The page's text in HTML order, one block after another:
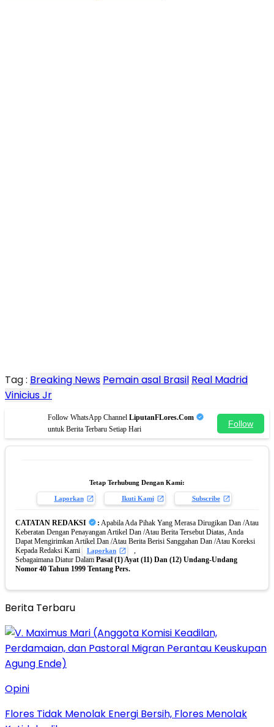
Tag : Breaking News Pemain asal Brasil Real Madrid
Vinicius Jr
Follow WhatsApp Channel LiputanFLores.Com
untuk Berita Terbaru Setiap Hari
Follow
Tetap Terhubung Dengan Kami:
Laporkan Ikuti Kami Subscribe
CATATAN REDAKSI : Apabila Ada Pihak Yang Merasa Dirugikan Dan /Atau
Keberatan Dengan Penayangan Artikel Dan /Atau Berita Tersebut Diatas, Anda
Dapat Mengirimkan Artikel Dan /Atau Berita Berisi Sanggahan Dan /Atau Koreksi
Kepada Redaksi Kami
Laporkan
,
Sebagaimana Diatur DalamPasal (1) Ayat (11) Dan (12) Undang-Undang
Nomor 40 Tahun 1999 Tentang Pers.
Berita Terbaru
Opini
Flores Tidak Menolak Energi Bersih, Flores Menolak